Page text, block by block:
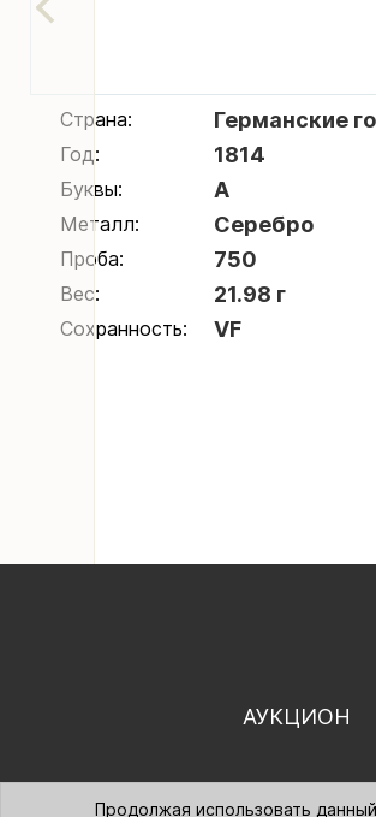
Страна: Германские
Год: 1814
Буквы: A
Металл: Серебро
Проба: 750
Вес: 21.98 г
Сохранность: VF
АУКЦИОН
Продолжая использовать